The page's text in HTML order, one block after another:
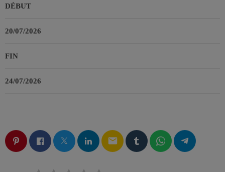
DÉBUT
20/07/2026
FIN
24/07/2026
email